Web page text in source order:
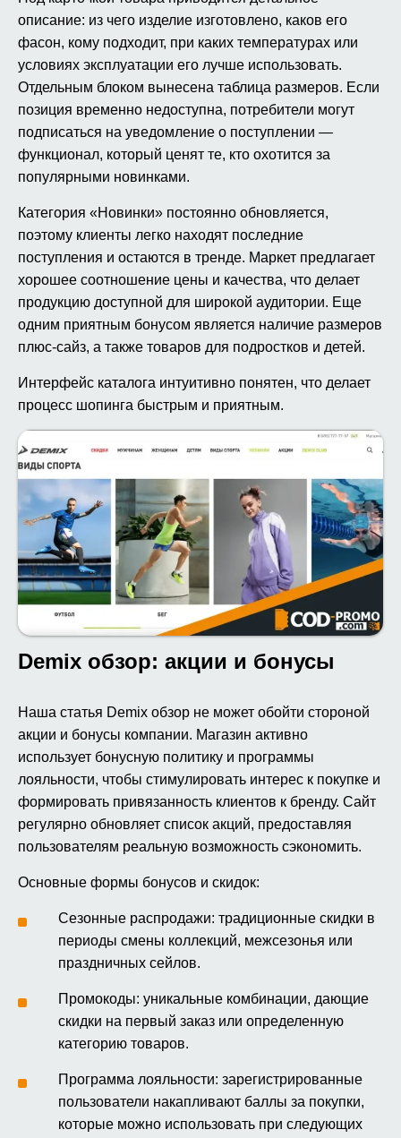
описание: из чего изделие изготовлено, каков его
фасон, кому подходит, при каких температурах или
условиях эксплуатации его лучше использовать.
Отдельным блоком вынесена таблица размеров. Если
позиция временно недоступна, потребители могут
подписаться на уведомление о поступлении —
функционал, который ценят те, кто охотится за
популярными новинками.
Категория «Новинки» постоянно обновляется,
поэтому клиенты легко находят последние
поступления и остаются в тренде. Маркет предлагает
хорошее соотношение цены и качества, что делает
продукцию доступной для широкой аудитории. Еще
одним приятным бонусом является наличие размеров
плюс-сайз, а также товаров для подростков и детей.
Интерфейс каталога интуитивно понятен, что делает
процесс шопинга быстрым и приятным.
Demix обзор: акции и бонусы
Наша статья Demix обзор не может обойти стороной
акции и бонусы компании. Магазин активно
использует бонусную политику и программы
лояльности, чтобы стимулировать интерес к покупке и
формировать привязанность клиентов к бренду. Сайт
регулярно обновляет список акций, предоставляя
пользователям реальную возможность сэкономить.
Основные формы бонусов и скидок:
Сезонные распродажи: традиционные скидки в
периоды смены коллекций, межсезонья или
праздничных сейлов.
Промокоды: уникальные комбинации, дающие
скидки на первый заказ или определенную
категорию товаров.
Программа лояльности: зарегистрированные
пользователи накапливают баллы за покупки,
которые можно использовать при следующих